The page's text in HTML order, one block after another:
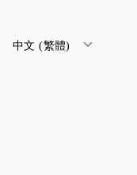
中文 (繁體)